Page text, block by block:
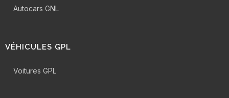
Autocars GNL
VÉHICULES GPL
Voitures GPL